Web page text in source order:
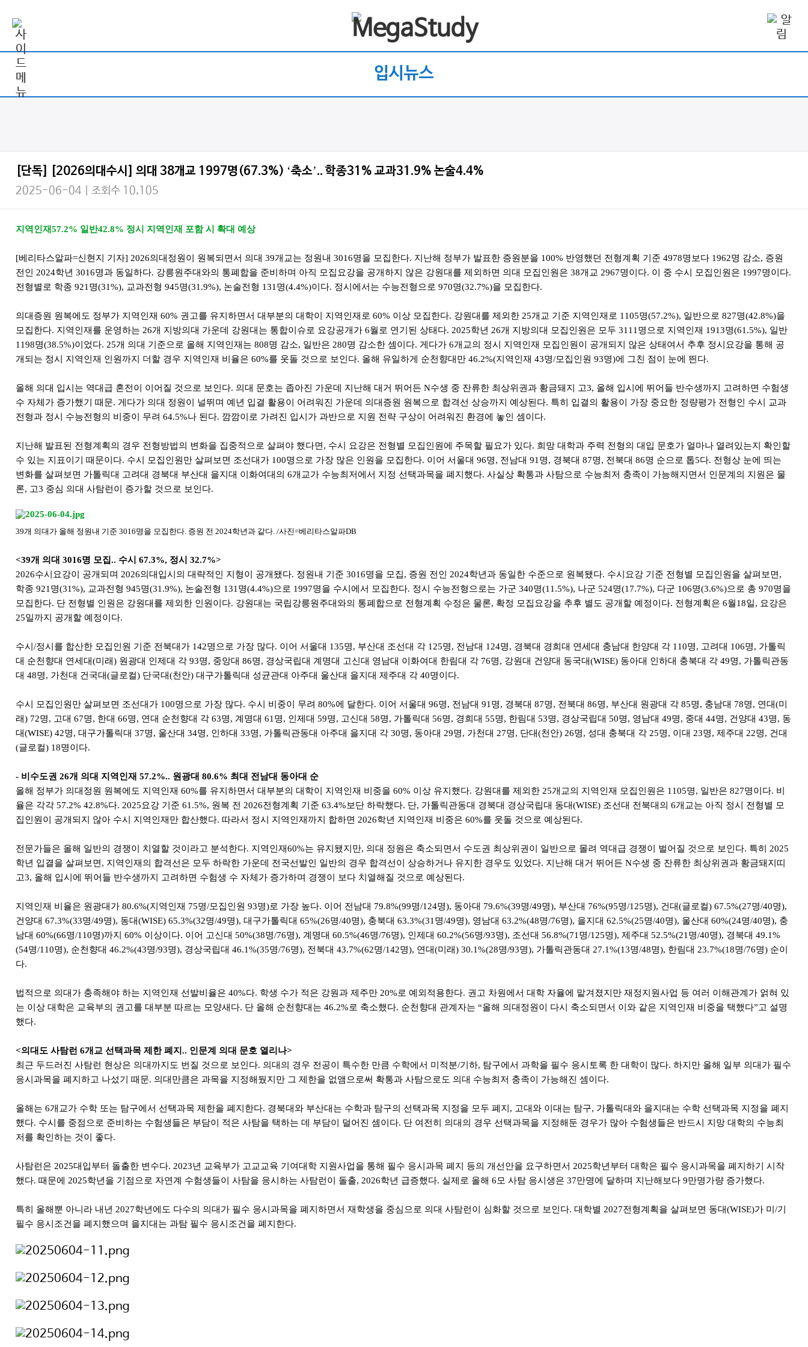
입시뉴스
[단독] [2026의대수시] 의대 38개교 1997명(67.3%) ‘축소’.. 학종31% 교과31.9% 논술4.4%
2025-06-04 | 조회수 10,105
지역인재57.2% 일반42.8% 정시 지역인재 포함 시 확대 예상
[베리타스알파=신현지 기자] 2026의대정원이 원복되면서 의대 39개교는 정원내 3016명을 모집한다. 지난해 정부가 발표한 증원분을 100% 반영했던 전형계획 기준 4978명보다 1962명 감소, 증원
전인 2024학년 3016명과 동일하다. 강릉원주대와의 통폐합을 준비하며 아직 모집요강을 공개하지 않은 강원대를 제외하면 의대 모집인원은 38개교 2967명이다. 이 중 수시 모집인원은 1997명이다.
전형별로 학종 921명(31%), 교과전형 945명(31.9%), 논술전형 131명(4.4%)이다. 정시에서는 수능전형으로 970명(32.7%)을 모집한다.
의대증원 원복에도 정부가 지역인재 60% 권고를 유지하면서 대부분의 대학이 지역인재로 60% 이상 모집한다. 강원대를 제외한 25개교 기준 지역인재로 1105명(57.2%), 일반으로 827명(42.8%)을
모집한다. 지역인재를 운영하는 26개 지방의대 가운데 강원대는 통합이슈로 요강공개가 6월로 연기된 상태다. 2025학년 26개 지방의대 모집인원은 모두 3111명으로 지역인재 1913명(61.5%), 일반
1198명(38.5%)이었다. 25개 의대 기준으로 올해 지역인재는 808명 감소, 일반은 280명 감소한 셈이다. 게다가 6개교의 정시 지역인재 모집인원이 공개되지 않은 상태여서 추후 정시요강을 통해 공
개되는 정시 지역인재 인원까지 더할 경우 지역인재 비율은 60%를 웃돌 것으로 보인다. 올해 유일하게 순천향대만 46.2%(지역인재 43명/모집인원 93명)에 그친 점이 눈에 띈다.
올해 의대 입시는 역대급 혼전이 이어질 것으로 보인다. 의대 문호는 좁아진 가운데 지난해 대거 뛰어든 N수생 중 잔류한 최상위권과 황금돼지 고3, 올해 입시에 뛰어들 반수생까지 고려하면 수험생
수 자체가 증가했기 때문. 게다가 의대 정원이 널뛰며 예년 입결 활용이 어려워진 가운데 의대증원 원복으로 합격선 상승까지 예상된다. 특히 입결의 활용이 가장 중요한 정량평가 전형인 수시 교과
전형과 정시 수능전형의 비중이 무려 64.5%나 된다. 깜깜이로 가려진 입시가 과반으로 지원 전략 구상이 어려워진 환경에 놓인 셈이다.
지난해 발표된 전형계획의 경우 전형방법의 변화을 집중적으로 살펴야 했다면, 수시 요강은 전형별 모집인원에 주목할 필요가 있다. 희망 대학과 주력 전형의 대입 문호가 얼마나 열려있는지 확인할
수 있는 지표이기 때문이다. 수시 모집인원만 살펴보면 조선대가 100명으로 가장 많은 인원을 모집한다. 이어 서울대 96명, 전남대 91명, 경북대 87명, 전북대 86명 순으로 톱5다. 전형상 눈에 띄는
변화를 살펴보면 가톨릭대 고려대 경북대 부산대 을지대 이화여대의 6개교가 수능최저에서 지정 선택과목을 폐지했다. 사실상 확통과 사탐으로 수능최저 충족이 가능해지면서 인문계의 지원은 물
론, 고3 중심 의대 사탐런이 증가할 것으로 보인다.
39개 의대가 올해 정원내 기준 3016명을 모집한다. 증원 전 2024학년과 같다. /사진=베리타스알파DB
<39개 의대 3016명 모집.. 수시 67.3%, 정시 32.7%>
2026수시요강이 공개되며 2026의대입시의 대략적인 지형이 공개됐다. 정원내 기준 3016명을 모집, 증원 전인 2024학년과 동일한 수준으로 원복됐다. 수시요강 기준 전형별 모집인원을 살펴보면,
학종 921명(31%), 교과전형 945명(31.9%), 논술전형 131명(4.4%)으로 1997명을 수시에서 모집한다. 정시 수능전형으로는 가군 340명(11.5%), 나군 524명(17.7%), 다군 106명(3.6%)으로 총 970명을
모집한다. 단 전형별 인원은 강원대를 제외한 인원이다. 강원대는 국립강릉원주대와의 통폐합으로 전형계획 수정은 물론, 확정 모집요강을 추후 별도 공개할 예정이다. 전형계획은 6월18일, 요강은
25일까지 공개할 예정이다.
수시/정시를 합산한 모집인원 기준 전북대가 142명으로 가장 많다. 이어 서울대 135명, 부산대 조선대 각 125명, 전남대 124명, 경북대 경희대 연세대 충남대 한양대 각 110명, 고려대 106명, 가톨릭
대 순천향대 연세대(미래) 원광대 인제대 각 93명, 중앙대 86명, 경상국립대 계명대 고신대 영남대 이화여대 한림대 각 76명, 강원대 건양대 동국대(WISE) 동아대 인하대 충북대 각 49명, 가톨릭관동
대 48명, 가천대 건국대(글로컬) 단국대(천안) 대구가톨릭대 성균관대 아주대 울산대 을지대 제주대 각 40명이다.
수시 모집인원만 살펴보면 조선대가 100명으로 가장 많다. 수시 비중이 무려 80%에 달한다. 이어 서울대 96명, 전남대 91명, 경북대 87명, 전북대 86명, 부산대 원광대 각 85명, 충남대 78명, 연대(미
래) 72명, 고대 67명, 한대 66명, 연대 순천향대 각 63명, 계명대 61명, 인제대 59명, 고신대 58명, 가톨릭대 56명, 경희대 55명, 한림대 53명, 경상국립대 50명, 영남대 49명, 중대 44명, 건양대 43명, 동
대(WISE) 42명, 대구가톨릭대 37명, 울산대 34명, 인하대 33명, 가톨릭관동대 아주대 을지대 각 30명, 동아대 29명, 가천대 27명, 단대(천안) 26명, 성대 충북대 각 25명, 이대 23명, 제주대 22명, 건대
(글로컬) 18명이다.
- 비수도권 26개 의대 지역인재 57.2%.. 원광대 80.6% 최대 전남대 동아대 순
올해 정부가 의대정원 원복에도 지역인재 60%를 유지하면서 대부분의 대학이 지역인재 비중을 60% 이상 유지했다. 강원대를 제외한 25개교의 지역인재 모집인원은 1105명, 일반은 827명이다. 비
율은 각각 57.2% 42.8%다. 2025요강 기준 61.5%, 원복 전 2026전형계획 기준 63.4%보단 하락했다. 단, 가톨릭관동대 경북대 경상국립대 동대(WISE) 조선대 전북대의 6개교는 아직 정시 전형별 모
집인원이 공개되지 않아 수시 지역인재만 합산했다. 따라서 정시 지역인재까지 합하면 2026학년 지역인재 비중은 60%를 웃돌 것으로 예상된다.
전문가들은 올해 일반의 경쟁이 치열할 것이라고 분석한다. 지역인재60%는 유지됐지만, 의대 정원은 축소되면서 수도권 최상위권이 일반으로 몰려 역대급 경쟁이 벌어질 것으로 보인다. 특히 2025
학년 입결을 살펴보면, 지역인재의 합격선은 모두 하락한 가운데 전국선발인 일반의 경우 합격선이 상승하거나 유지한 경우도 있었다. 지난해 대거 뛰어든 N수생 중 잔류한 최상위권과 황금돼지띠
고3, 올해 입시에 뛰어들 반수생까지 고려하면 수험생 수 자체가 증가하며 경쟁이 보다 치열해질 것으로 예상된다.
지역인재 비율은 원광대가 80.6%(지역인재 75명/모집인원 93명)로 가장 높다. 이어 전남대 79.8%(99명/124명), 동아대 79.6%(39명/49명), 부산대 76%(95명/125명), 건대(글로컬) 67.5%(27명/40명),
건양대 67.3%(33명/49명), 동대(WISE) 65.3%(32명/49명), 대구가톨릭대 65%(26명/40명), 충북대 63.3%(31명/49명), 영남대 63.2%(48명/76명), 을지대 62.5%(25명/40명), 울산대 60%(24명/40명), 충
남대 60%(66명/110명)까지 60% 이상이다. 이어 고신대 50%(38명/76명), 계명대 60.5%(46명/76명), 인제대 60.2%(56명/93명), 조선대 56.8%(71명/125명), 제주대 52.5%(21명/40명), 경북대 49.1%
(54명/110명), 순천향대 46.2%(43명/93명), 경상국립대 46.1%(35명/76명), 전북대 43.7%(62명/142명), 연대(미래) 30.1%(28명/93명), 가톨릭관동대 27.1%(13명/48명), 한림대 23.7%(18명/76명) 순이
다.
법적으로 의대가 충족해야 하는 지역인재 선발비율은 40%다. 학생 수가 적은 강원과 제주만 20%로 예외적용한다. 권고 차원에서 대학 자율에 맡겨졌지만 재정지원사업 등 여러 이해관계가 얽혀 있
는 이상 대학은 교육부의 권고를 대부분 따르는 모양새다. 단 올해 순천향대는 46.2%로 축소했다. 순천향대 관계자는 “올해 의대정원이 다시 축소되면서 이와 같은 지역인재 비중을 택했다”고 설명
했다.
<의대도 사탐런 6개교 선택과목 제한 폐지.. 인문계 의대 문호 열리나>
최근 두드러진 사탐런 현상은 의대까지도 번질 것으로 보인다. 의대의 경우 전공이 특수한 만큼 수학에서 미적분/기하, 탐구에서 과학을 필수 응시토록 한 대학이 많다. 하지만 올해 일부 의대가 필수
응시과목을 폐지하고 나섰기 때문. 의대만큼은 과목을 지정해뒀지만 그 제한을 없앰으로써 확통과 사탐으로도 의대 수능최저 충족이 가능해진 셈이다.
올해는 6개교가 수학 또는 탐구에서 선택과목 제한을 폐지한다. 경북대와 부산대는 수학과 탐구의 선택과목 지정을 모두 폐지, 고대와 이대는 탐구, 가톨릭대와 을지대는 수학 선택과목 지정을 폐지
했다. 수시를 중점으로 준비하는 수험생들은 부담이 적은 사탐을 택하는 데 부담이 덜어진 셈이다. 단 여전히 의대의 경우 선택과목을 지정해둔 경우가 많아 수험생들은 반드시 지망 대학의 수능최
저를 확인하는 것이 좋다.
사탐런은 2025대입부터 돌출한 변수다. 2023년 교육부가 고교교육 기여대학 지원사업을 통해 필수 응시과목 폐지 등의 개선안을 요구하면서 2025학년부터 대학은 필수 응시과목을 폐지하기 시작
했다. 때문에 2025학년을 기점으로 자연계 수험생들이 사탐을 응시하는 사탐런이 돌출, 2026학년 급증했다. 실제로 올해 6모 사탐 응시생은 37만명에 달하며 지난해보다 9만명가량 증가했다.
특히 올해뿐 아니라 내년 2027학년에도 다수의 의대가 필수 응시과목을 폐지하면서 재학생을 중심으로 의대 사탐런이 심화할 것으로 보인다. 대학별 2027전형계획을 살펴보면 동대(WISE)가 미/기
필수 응시조건을 폐지했으며 을지대는 과탐 필수 응시조건을 폐지한다.